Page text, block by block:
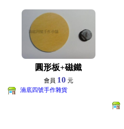
圓形板+磁鐵
會員 10 元
湳底四號手作雜貨